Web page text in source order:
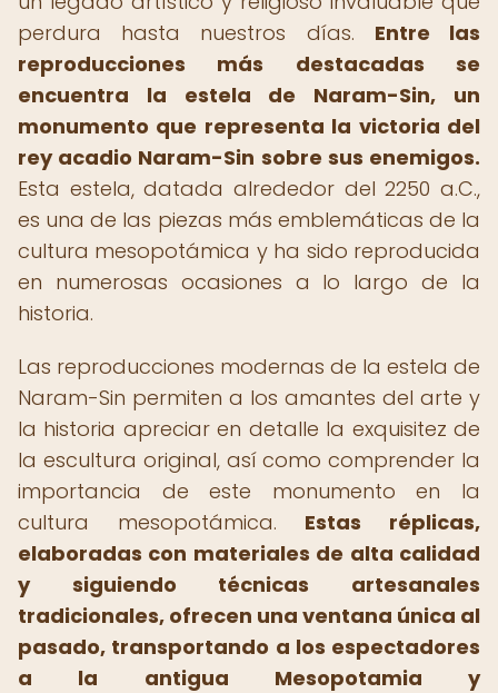
perdura hasta nuestros días. Entre las
reproducciones más destacadas se
encuentra la estela de Naram-Sin, un
monumento que representa la victoria del
rey acadio Naram-Sin sobre sus enemigos.
Esta estela, datada alrededor del 2250 a.C.,
es una de las piezas más emblemáticas de la
cultura mesopotámica y ha sido reproducida
en numerosas ocasiones a lo largo de la
historia.
Las reproducciones modernas de la estela de
Naram-Sin permiten a los amantes del arte y
la historia apreciar en detalle la exquisitez de
la escultura original, así como comprender la
importancia de este monumento en la
cultura mesopotámica. Estas réplicas,
elaboradas con materiales de alta calidad
y siguiendo técnicas artesanales
tradicionales, ofrecen una ventana única al
pasado, transportando a los espectadores
a la antigua Mesopotamia y